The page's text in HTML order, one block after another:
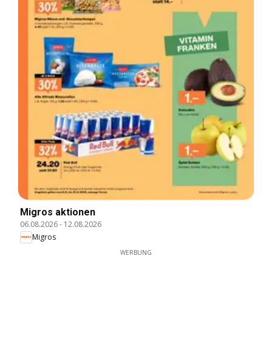
Migros aktionen
06.08.2026- 12.08.2026
Migros
WERBUNG